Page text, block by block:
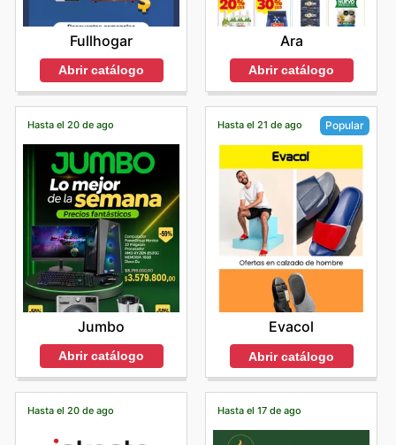
Fullhogar
Abrir catálogo
Ara
Abrir catálogo
Hasta el 20 de ago
Jumbo
Abrir catálogo
Hasta el 21 de ago Popular
Evacol
Abrir catálogo
Hasta el 20 de ago Hasta el 17 de ago